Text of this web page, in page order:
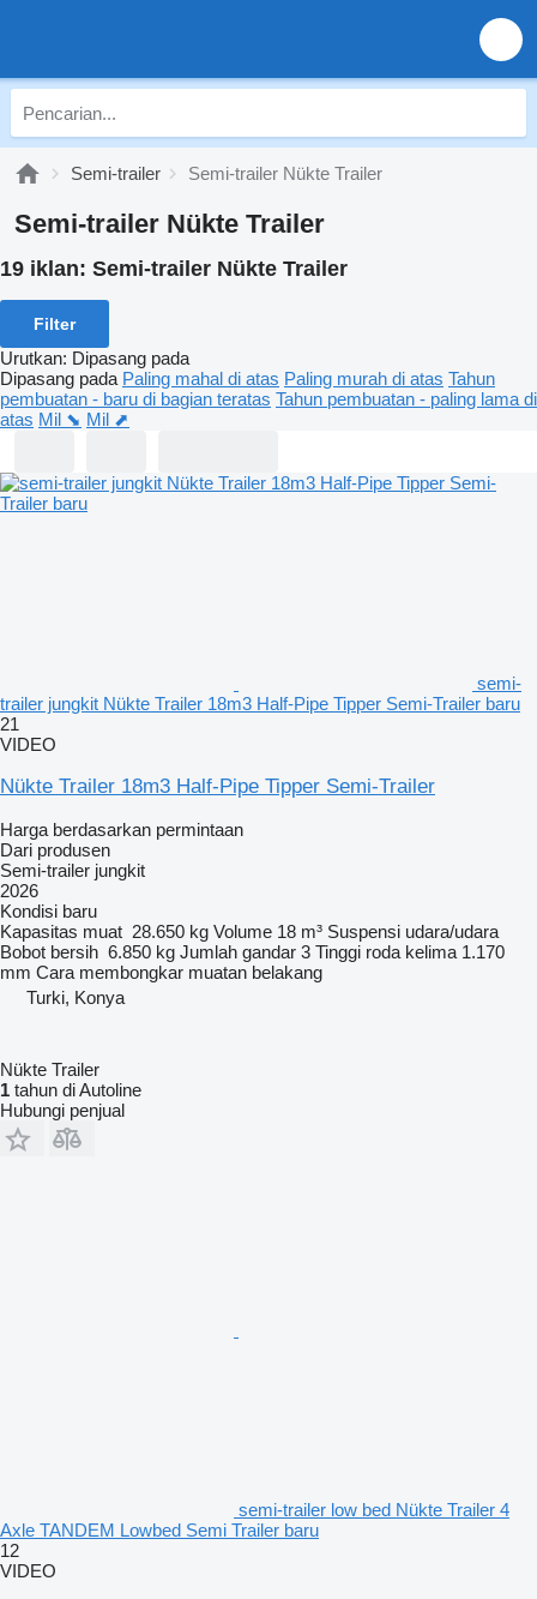
Semi-trailer Semi-trailer Nükte Trailer
Semi-trailer Nükte Trailer
19 iklan: Semi-trailer Nükte Trailer
Filter
Urutkan: Dipasang pada
Dipasang pada Paling mahal di atas Paling murah di atas Tahun
pembuatan - baru di bagian teratas Tahun pembuatan - paling lama di
atas Mil ⬊ Mil ⬈
semi-
trailer jungkit Nükte Trailer 18m3 Half-Pipe Tipper Semi-Trailer baru
21
VIDEO
Nükte Trailer 18m3 Half-Pipe Tipper Semi-Trailer
Harga berdasarkan permintaan
Dari produsen
Semi-trailer jungkit
2026
Kondisi baru
Kapasitas muat 28.650 kg Volume 18 m³ Suspensi udara/udara
Bobot bersih 6.850 kg Jumlah gandar 3 Tinggi roda kelima 1.170
mm Cara membongkar muatan belakang
Turki, Konya
Nükte Trailer
1 tahun di Autoline
Hubungi penjual
semi-trailer low bed Nükte Trailer 4
Axle TANDEM Lowbed Semi Trailer baru
12
VIDEO